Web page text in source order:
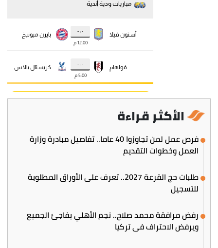
الأكثر قراءة
فرص عمل لمن تجاوزوا 40 عاما.. تفاصيل مبادرة وزارة
العمل وخطوات التقديم
طلبات حج القرعة 2027.. تعرف على الأوراق المطلوبة
للتسجيل
رفض مرافقة محمد صلاح.. نجم الأهلي يفاجئ الجميع
ويرفض الاحتراف في تركيا